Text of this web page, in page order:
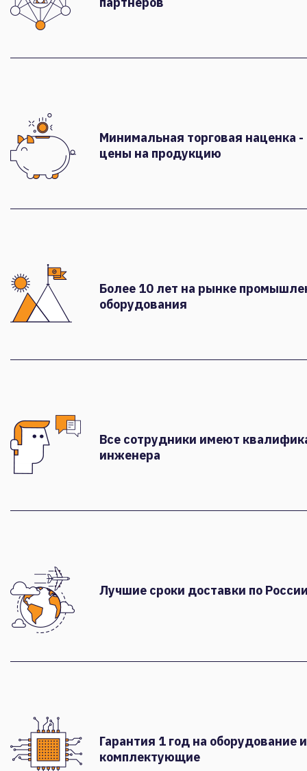
Минимальная торговая наценка
цены на продукцию
Более 10 лет на рынке
оборудования
Все сотрудники имеют
инженера
Лучшие сроки доставки по
Гарантия 1 год на оборудование и
комплектующие